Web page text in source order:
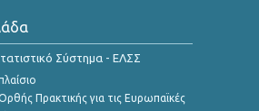
Σύστημα - ΕΛΣΣ
Πρακτικής για τις Ευρωπαϊκές